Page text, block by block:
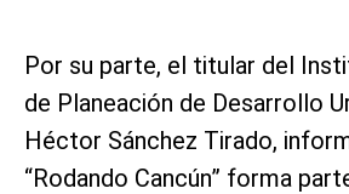
Por su parte, el titular del
de Planeación de Desarrollo
Héctor Sánchez Tirado,
“Rodando Cancún” forma